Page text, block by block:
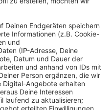
Schauspieler oder
stellt er sich auch dem
für". Dabei wird
sondern dem Gast
gedrückt, zu denen er
einfällt. Keine
-
- das ist „Fünf